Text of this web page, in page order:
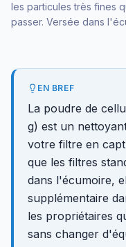
les particules très fines
passer. Versée dans
EN BREF
La poudre de
g) est un
votre filtre en
que les filtres
dans l'écumoire,
supplémentaire
les propriétaires
sans changer